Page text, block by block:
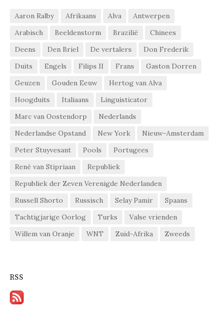
Aaron Ralby Afrikaans Alva
Antwerpen
Arabisch
Beeldenstorm Brazilië
Chinees
Deens
Den Briel De vertalers
Don Frederik
Duits
Engels Filips II Frans
Gaston Dorren
Geuzen
Gouden Eeuw
Hertog van Alva
Hoogduits
Italiaans
Linguisticator
Marc van Oostendorp
Nederlands
Nederlandse Opstand
New York
Nieuw-Amsterdam
Peter Stuyvesant
Pools
Portugees
René van Stipriaan
Republiek
Republiek der Zeven Verenigde Nederlanden
Russell Shorto
Russisch Selay Pamir
Spaans
Tachtigjarige Oorlog
Turks
Valse vrienden
Willem van Oranje
WNT Zuid-Afrika Zweeds
RSS